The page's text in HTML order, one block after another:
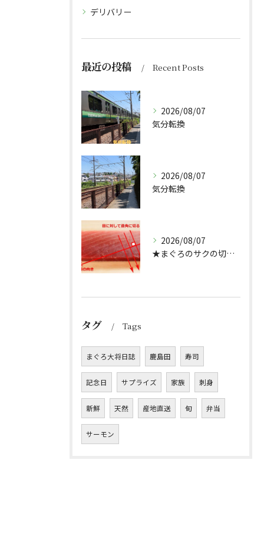
デリバリー
最近の投稿 Recent Posts
2026/08/07
気分転換
2026/08/07
気分転換
2026/08/07
★まぐろのサクの切り方★
タグ Tags
まぐろ大将日誌 鹿島田 寿司
記念日 サプライズ 家族 刺身
新鮮 天然 産地直送 旬 弁当
サーモン